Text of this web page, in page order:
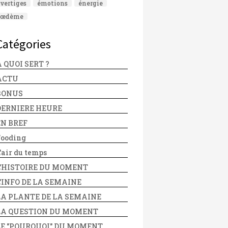
vertiges émotions
énergie
œdème
QUOI SERT ?
HEURE
BREF
du temps
DU MOMENT
DE LA SEMAINE
PLANTE DE LA SEMAINE
QUESTION DU MOMENT